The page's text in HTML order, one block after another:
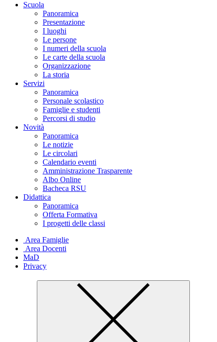
Scuola
Panoramica
Presentazione
I luoghi
Le persone
I numeri della scuola
Le carte della scuola
Organizzazione
La storia
Servizi
Panoramica
Personale scolastico
Famiglie e studenti
Percorsi di studio
Novità
Panoramica
Le notizie
Le circolari
Calendario eventi
Amministrazione Trasparente
Albo Online
Bacheca RSU
Didattica
Panoramica
Offerta Formativa
I progetti delle classi
Area Famiglie
Area Docenti
MaD
Privacy